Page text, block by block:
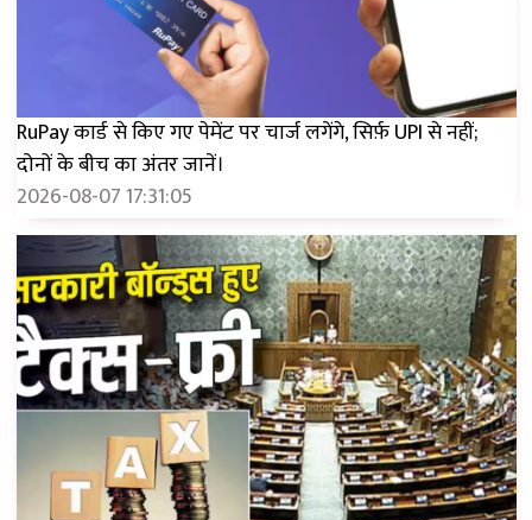
RuPay कार्ड से किए गए पेमेंट पर चार्ज लगेंगे, सिर्फ़ UPI से नहीं;
दोनों के बीच का अंतर जानें।
2026-08-07 17:31:05